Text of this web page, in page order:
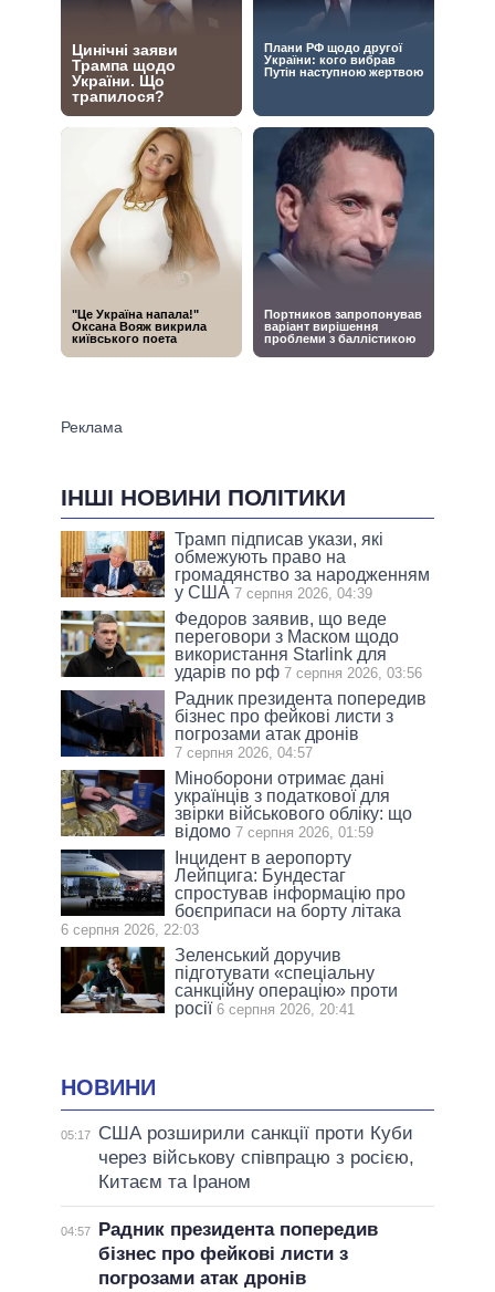
ІНШІ НОВИНИ ПОЛІТИКИ
Трамп підписав укази, які
обмежують право на
громадянство за народженням
у США 7 серпня 2026, 04:39
Федоров заявив, що веде
переговори з Маском щодо
використання Starlink для
ударів по рф 7 серпня 2026, 03:56
Радник президента попередив
бізнес про фейкові листи з
погрозами атак дронів
7 серпня 2026, 04:57
Міноборони отримає дані
українців з податкової для
звірки військового обліку: що
відомо 7 серпня 2026, 01:59
Інцидент в аеропорту
Лейпцига: Бундестаг
спростував інформацію про
боєприпаси на борту літака
6 серпня 2026, 22:03
Зеленський доручив
підготувати «спеціальну
санкційну операцію» проти
росії 6 серпня 2026, 20:41
НОВИНИ
05:17
США розширили санкції проти Куби
через військову співпрацю з росією,
Китаєм та Іраном
04:57
Радник президента попередив
бізнес про фейкові листи з
погрозами атак дронів